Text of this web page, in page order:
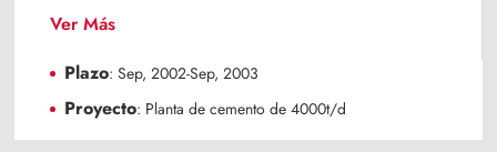
Ver Más
Plazo: Sep, 2002-Sep, 2003
Proyecto: Planta de cemento de 4000t/d